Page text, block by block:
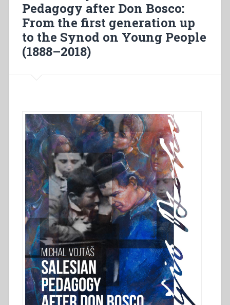
la
première
génération
au
synode
Pedagogy after Don Bosco:
From the first generation up
to the Synod on Young People
(1888–2018)